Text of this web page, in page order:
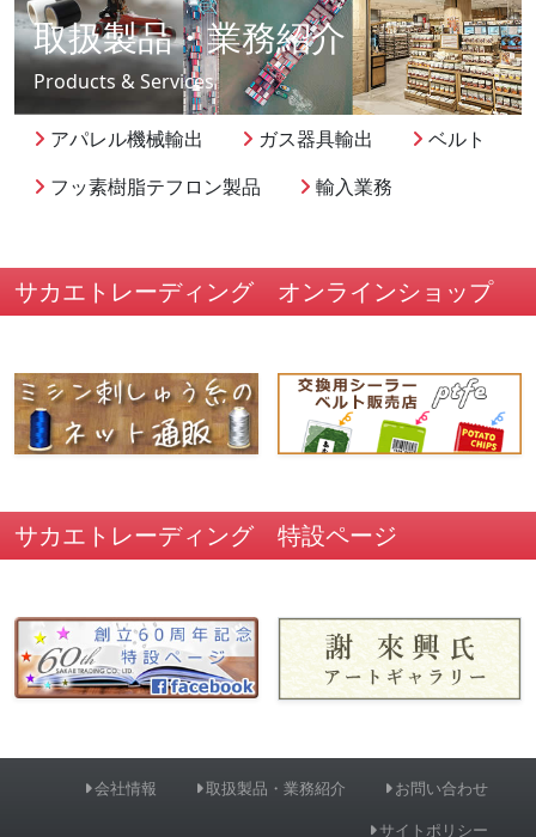
取扱製品・業務紹介
Products & Services
アパレル機械輸出 ガス器具輸出
ベルト
フッ素樹脂テフロン製品
輸入業務
サカエトレーディング オンラインショップ
サカエトレーディング 特設ページ
会社情報 取扱製品・業務紹介
お問い合わせ
サイトポリシー